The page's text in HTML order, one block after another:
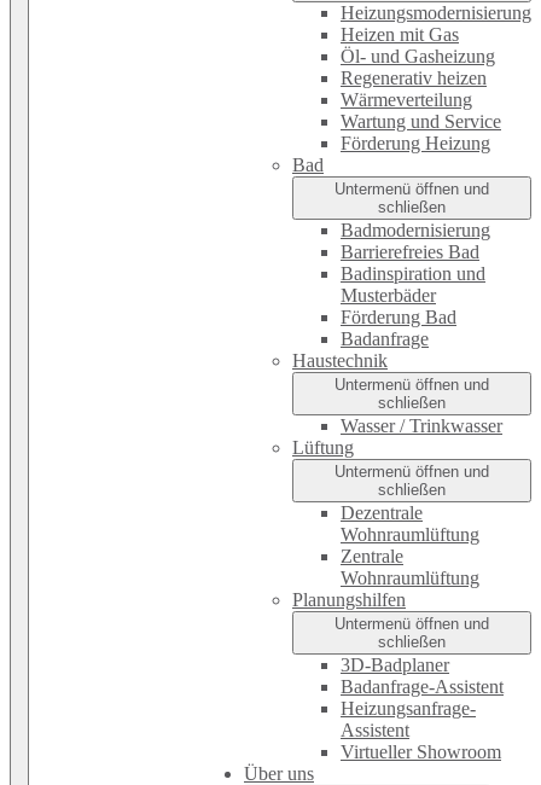
Heizungsmodernisierung
Heizen mit Gas
Öl- und Gasheizung
Regenerativ heizen
Wärmeverteilung
Wartung und Service
Förderung Heizung
Bad
Untermenü öffnen und
schließen
Badmodernisierung
Barrierefreies Bad
Badinspiration und
Musterbäder
Förderung Bad
Badanfrage
Haustechnik
Untermenü öffnen und
schließen
Wasser / Trinkwasser
Lüftung
Untermenü öffnen und
schließen
Dezentrale
Wohnraumlüftung
Zentrale
Wohnraumlüftung
Planungshilfen
Untermenü öffnen und
schließen
3D-Badplaner
Badanfrage-Assistent
Heizungsanfrage-
Assistent
Virtueller Showroom
Über uns